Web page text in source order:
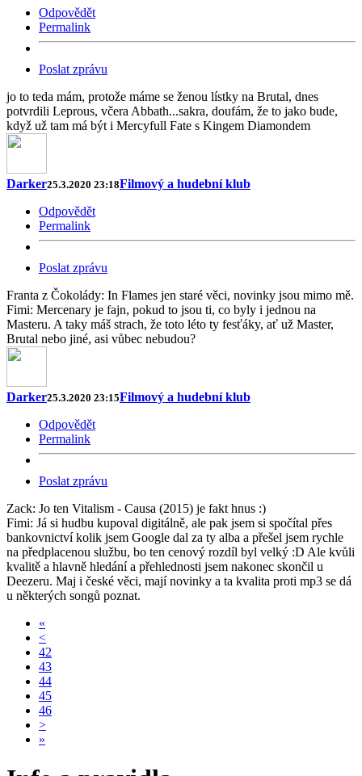
Odpovědět
Permalink
Poslat zprávu
jo to teda mám, protože máme se ženou lístky na Brutal, dnes
potvrdili Leprous, včera Abbath...sakra, doufám, že to jako bude,
když už tam má být i Mercyfull Fate s Kingem Diamondem
Darker25.3.2020 23:18Filmový a hudební klub
Odpovědět
Permalink
Poslat zprávu
Franta z Čokolády: In Flames jen staré věci, novinky jsou mimo mě.
Fimi: Mercenary je fajn, pokud to jsou ti, co byly i jednou na
Masteru. A taky máš strach, že toto léto ty fesťáky, ať už Master,
Brutal nebo jiné, asi vůbec nebudou?
Darker25.3.2020 23:15Filmový a hudební klub
Odpovědět
Permalink
Poslat zprávu
Zack: Jo ten Vitalism - Causa (2015) je fakt hnus :)
Fimi: Já si hudbu kupoval digitálně, ale pak jsem si spočítal přes
bankovnictví kolik jsem Google dal za ty alba a přešel jsem rychle
na předplacenou službu, bo ten cenový rozdíl byl velký :D Ale kvůli
kvalitě a hlavně hledání a přehlednosti jsem nakonec skončil u
Deezeru. Maj i české věci, mají novinky a ta kvalita proti mp3 se dá
u některých songů poznat.
«
<
42
43
44
45
46
>
»